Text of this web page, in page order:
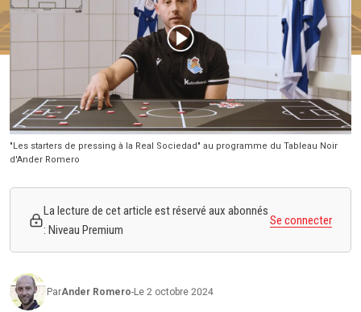
"Les starters de pressing à la Real Sociedad" au programme du Tableau Noir
d'Ander Romero
La lecture de cet article est réservé aux abonnés
: Niveau Premium
Se connecter
ParAnder Romero-Le 2 octobre 2024